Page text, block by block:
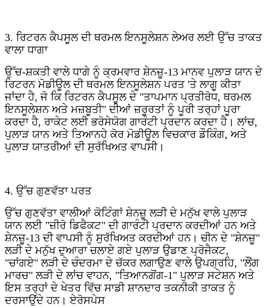
3. ਰਿਟਰਨ ਕੈਪਸੂਲ ਦੀ ਥਰਮਲ ਇਨਸੂਲੇਸ਼ਨ ਲੇਅਰ ਲਈ ਉੱਚ ਤਾਕਤ
ਵਾਲਾ ਧਾਗਾ
ਉੱਚ-ਸ਼ਕਤੀ ਵਾਲੇ ਧਾਗੇ ਨੂੰ ਕ੍ਰਮਵਾਰ ਸ਼ੇਨਜ਼ੂ-13 ਮਾਨਵ ਪੁਲਾੜ ਯਾਨ ਦੇ
ਰਿਟਰਨ ਮੋਡੀਊਲ ਦੀ ਥਰਮਲ ਇਨਸੂਲੇਸ਼ਨ ਪਰਤ 'ਤੇ ਲਾਗੂ ਕੀਤਾ
ਜਾਂਦਾ ਹੈ, ਜੋ ਕਿ ਰਿਟਰਨ ਕੈਪਸੂਲ ਦੇ "ਤਾਪਮਾਨ ਪ੍ਰਤੀਰੋਧ, ਥਰਮਲ
ਇਨਸੂਲੇਸ਼ਨ ਅਤੇ ਮਜ਼ਬੂਤੀ" ਦੀਆਂ ਜ਼ਰੂਰਤਾਂ ਨੂੰ ਪੂਰੀ ਤਰ੍ਹਾਂ ਪੂਰਾ
ਕਰਦਾ ਹੈ, ਰਾਕੇਟ ਲਈ ਭਰੋਸੇਯੋਗ ਗਾਰੰਟੀ ਪ੍ਰਦਾਨ ਕਰਦਾ ਹੈ। ਲਾਂਚ,
ਪੁਲਾੜ ਯਾਨ ਅਤੇ ਤਿਆਨਹੇ ਕੋਰ ਮੋਡੀਊਲ ਵਿਚਕਾਰ ਡੌਕਿੰਗ, ਅਤੇ
ਪੁਲਾੜ ਯਾਤਰੀਆਂ ਦੀ ਸੁਰੱਖਿਅਤ ਵਾਪਸੀ।
4. ਉੱਚ ਗੁਣਵੱਤਾ ਪਰਤ
ਉੱਚ ਗੁਣਵੱਤਾ ਵਾਲੀਆਂ ਕੋਟਿੰਗਾਂ ਸ਼ੇਨਜ਼ੂ ਲੜੀ ਦੇ ਮਨੁੱਖ ਵਾਲੇ ਪੁਲਾੜ
ਯਾਨ ਲਈ "ਜ਼ੀਰੋ ਡਿਫੈਕਟ" ਦੀ ਗਾਰੰਟੀ ਪ੍ਰਦਾਨ ਕਰਦੀਆਂ ਹਨ ਅਤੇ
ਸ਼ੇਨਜ਼ੂ-13 ਦੀ ਵਾਪਸੀ ਨੂੰ ਸੁਰੱਖਿਅਤ ਕਰਦੀਆਂ ਹਨ। ਚੀਨ ਦੇ "ਸ਼ੇਨਜ਼ੂ"
ਲੜੀ ਦੇ ਮਨੁੱਖ ਦੁਆਰਾ ਚਲਾਏ ਗਏ ਪੁਲਾੜ ਉਡਾਣ ਪ੍ਰੋਜੈਕਟ,
"ਚਾਂਗਏ" ਲੜੀ ਦੇ ਚੰਦਰਮਾ ਦੇ ਚੱਕਰ ਲਗਾਉਣ ਵਾਲੇ ਉਪਗ੍ਰਹਿ, "ਲੌਂਗ
ਮਾਰਚ" ਲੜੀ ਦੇ ਲਾਂਚ ਵਾਹਨ, "ਤਿਆਨਗੋਂਗ-1" ਪੁਲਾੜ ਸਟੇਸ਼ਨ ਅਤੇ
ਇਸ ਤਰ੍ਹਾਂ ਦੇ ਖੇਤਰ ਵਿੱਚ ਸਾਡੀ ਸ਼ਾਨਦਾਰ ਤਕਨੀਕੀ ਤਾਕਤ ਨੂੰ
ਦਰਸਾਉਂਦੇ ਹਨ। ਏਰੋਸਪੇਸ